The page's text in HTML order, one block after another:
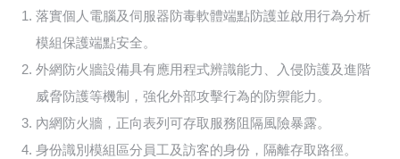
落實個人電腦及伺服器防毒軟體端點防護並啟用行為分析
模組保護端點安全。
外網防火牆設備具有應用程式辨識能力、入侵防護及進階
威脅防護等機制，強化外部攻擊行為的防禦能力。
內網防火牆，正向表列可存取服務阻隔風險暴露。
身份識別模組區分員工及訪客的身份，隔離存取路徑。